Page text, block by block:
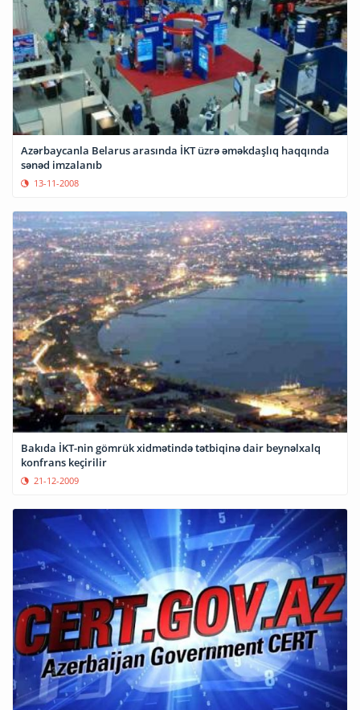
Azərbaycanla Belarus arasında İKT üzrə əməkdaşlıq haqqında
sənəd imzalanıb
13-11-2008
Bakıda İKT-nin gömrük xidmətində tətbiqinə dair beynəlxalq
konfrans keçirilir
21-12-2009